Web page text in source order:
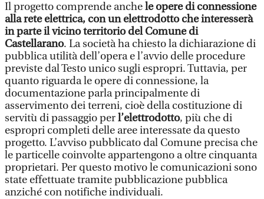
Il progetto comprende anchele opere di connessione
alla rete elettrica, con un elettrodotto che interesserà
in parte il vicino territorio del Comune di
Castellarano. La società ha chiesto la dichiarazione di
pubblica utilità dell’opera e l’avvio delle procedure
previste dal Testo unico sugli espropri. Tuttavia, per
quanto riguarda le opere di connessione, la
documentazione parla principalmente di
asservimento dei terreni, cioè della costituzione di
servitù di passaggio perl’elettrodotto, più che di
espropri completi delle aree interessate da questo
progetto. L’avviso pubblicato dal Comune precisa che
le particelle coinvolte appartengono a oltre cinquanta
proprietari. Per questo motivo le comunicazioni sono
state effettuate tramite pubblicazione pubblica
anziché con notifiche individuali.